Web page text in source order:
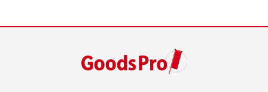
お好みのサイズで縦幕・横幕の作成が可能です。
レギュラーのれんは横幕の上部にチチを5か所つ
けて疑似的にのれんのような幕をつくります。お